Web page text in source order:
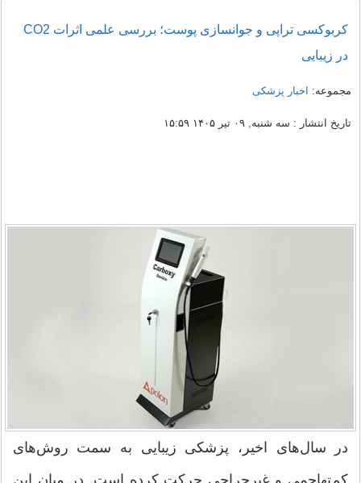
کربوکسی تراپی و جوانسازی پوست؛ بررسی علمی اثرات CO2
در زیبایی
مجموعه: اخبار پزشکی
تاریخ انتشار : سه شنبه, ۰۹ تیر ۱۴۰۵ ۱۵:۵۹
در سال‌های اخیر، پزشکی زیبایی به سمت روش‌های